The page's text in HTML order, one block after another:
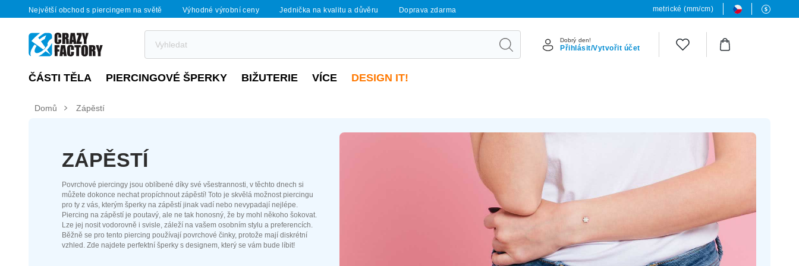
Největší obchod s piercingem na světě Výhodné výrobní ceny Jednička na kvalitu a důvěru Doprava zdarma metrické (mm/cm)
Dobrý den!
Přihlásit/Vytvořit účet
ČÁSTI TĚLA PIERCINGOVÉ ŠPERKY BIŽUTERIE VÍCE DESIGN IT!
Domů Zápěstí
ZÁPĚSTÍ
Povrchové piercingy jsou oblíbené díky své všestrannosti, v těchto dnech si
můžete dokonce nechat propíchnout zápěstí! Toto je skvělá možnost piercingu
pro ty z vás, kterým šperky na zápěstí jinak vadí nebo nevypadají nejlépe.
Piercing na zápěstí je poutavý, ale ne tak honosný, že by mohl někoho šokovat.
Lze jej nosit vodorovně i svisle, záleží na vašem osobním stylu a preferencích.
Běžně se pro tento piercing používají povrchové činky, protože mají diskrétní
vzhled. Zde najdete perfektní šperky s designem, který se vám bude líbit!